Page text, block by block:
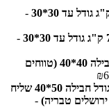
-
-
שליח אישי עד הבית עד 6 ק"ג עד גודל חבילה 40*40 (טווחים
משלוח משקל מעל 7 ק"ג עד 10 ק"ג עד גודל חבילה 50*40 שליח
טבריה) -